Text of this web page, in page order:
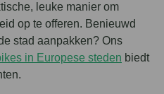
leuke manier om
op te offeren. Benieuwd
stad aanpakken? Ons
in Europese steden biedt